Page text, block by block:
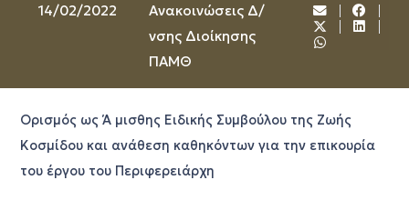
14/02/2022
Ανακοινώσεις Δ/
νσης Διοίκησης
ΠΑΜΘ
Ορισμός ως Ά μισθης Ειδικής Συμβούλου της Ζωής
Κοσμίδου και ανάθεση καθηκόντων για την επικουρία
του έργου του Περιφερειάρχη